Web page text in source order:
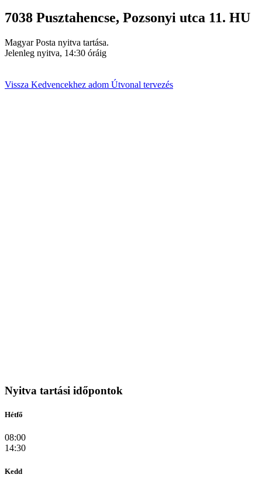
7038 Pusztahencse, Pozsonyi utca 11. HU
Magyar Posta nyitva tartása.
Jelenleg nyitva, 14:30 óráig
Vissza Kedvencekhez adom Útvonal tervezés
Nyitva tartási időpontok
Hétfő
08:00
14:30
Kedd